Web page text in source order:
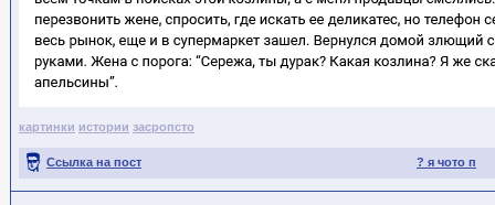
картинки истории засропсто
? я чото п
Ссылка на пост